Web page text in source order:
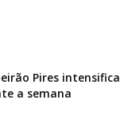
Pires intensifica
a semana